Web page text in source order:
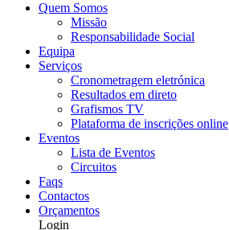
Quem Somos
Missão
Responsabilidade Social
Equipa
Serviços
Cronometragem eletrónica
Resultados em direto
Grafismos TV
Plataforma de inscrições online
Eventos
Lista de Eventos
Circuitos
Faqs
Contactos
Orçamentos
Login